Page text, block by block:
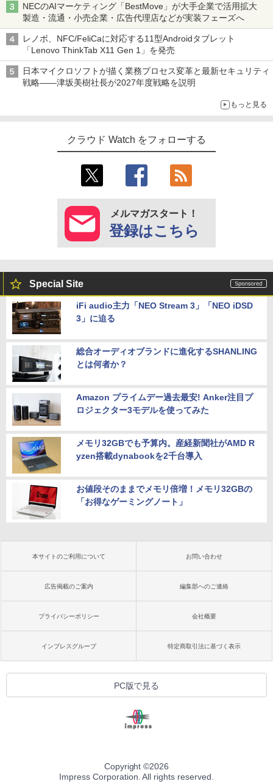
NECのAIマーケティング「BestMove」が大手企業で活用拡大
製造・流通・小売企業・広告代理店などが実装フェーズへ
レノボ、NFC/FeliCaに対応する11型Androidタブレット
「Lenovo ThinkTab X11 Gen 1」を発売
日本マイクロソフトが描く業務プロセス変革と最新セキュリティ
戦略――津坂美樹社長が2027年度戦略を説明
もっと見る
クラウド Watch をフォローする
メルマガスタート！
登録はこちら
Special Site
iFi audio主力「NEO Stream 3」「NEO iDSD
3」に迫る
総合オーディオブランドに進化するSHANLING
とは何者か？
Amazon プライムデー過去最安! Anker注目プ
ロジェクター3モデルを使ってみた
メモリ32GBでも予算内。産経新聞社がAMD R
yzen搭載dynabookを2千台導入
お値段そのままでメモリ倍増！メモリ32GBの
「お得なゲーミングノート」
本サイトのご利用について お問い合わせ
広告掲載のご案内 編集部へのご連絡
プライバシーポリシー 会社概要
インプレスグループ 特定商取引法に基づく表示
PC版で見る
Copyright ©2026
Impress Corporation. All rights reserved.